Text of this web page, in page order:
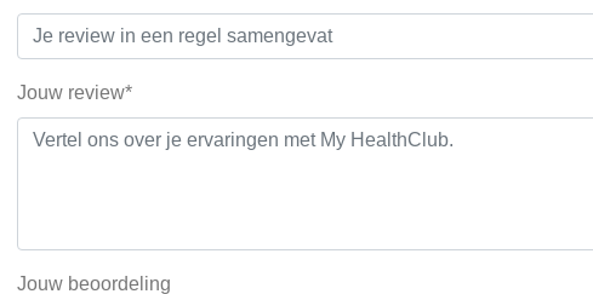
Jouw review*
Jouw beoordeling